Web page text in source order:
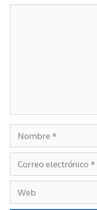
Nombre
Correo
electrónico
Web